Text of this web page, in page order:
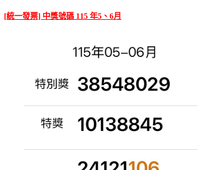
[統一發票] 中獎號碼 115 年5、6月